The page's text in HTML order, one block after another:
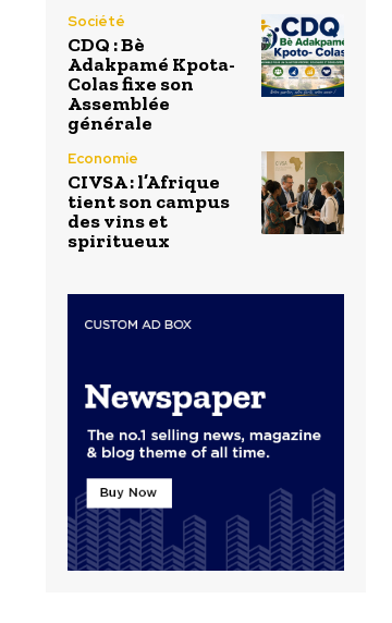
Société
CDQ : Bè
Adakpamé Kpota-
Colas fixe son
Assemblée
générale
Economie
CIVSA : l’Afrique
tient son campus
des vins et
spiritueux